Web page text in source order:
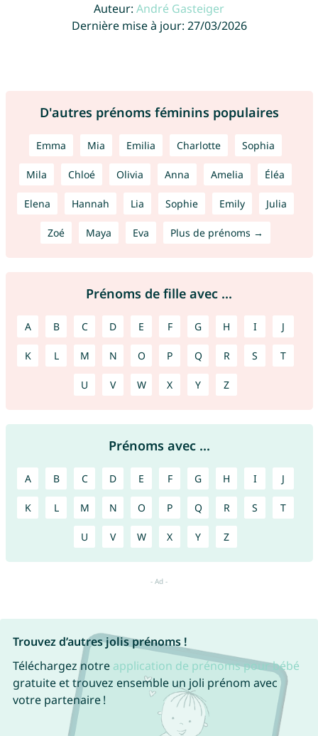
Auteur: André Gasteiger
Dernière mise à jour: 27/03/2026
D'autres prénoms féminins populaires
Emma Mia Emilia Charlotte Sophia
Mila Chloé Olivia Anna Amelia Éléa
Elena Hannah Lia Sophie Emily Julia
Zoé Maya Eva Plus de prénoms →
Prénoms de fille avec ...
A B C D E F G H I J
K L M N O P Q R S T
U V W X Y Z
Prénoms avec ...
A B C D E F G H I J
K L M N O P Q R S T
U V W X Y Z
Trouvez d’autres jolis prénoms !
Téléchargez notre application de prénoms pour bébé
gratuite et trouvez ensemble un joli prénom avec
votre partenaire !